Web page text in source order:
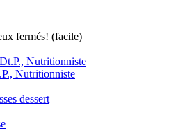
fermés! (facile)
Nutritionniste
dessert